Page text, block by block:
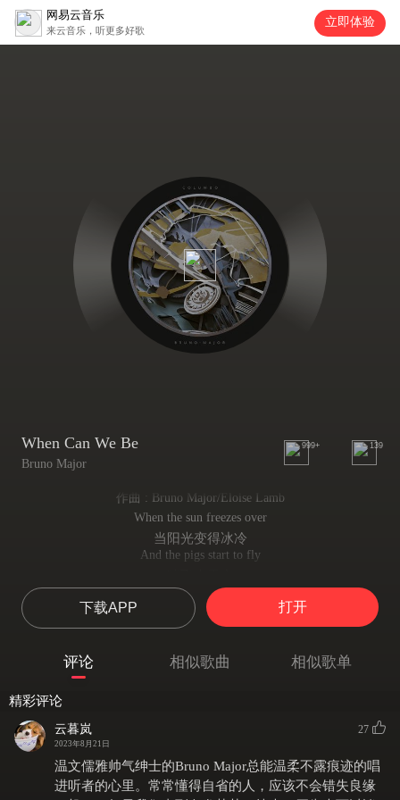
网易云音乐
来云音乐，听更多好歌
立即体验
When Can We Be
Bruno Major
999+ 139
作曲 : Bruno Major/Eloise Lamb
When the sun freezes over
当阳光变得冰冷
And the pigs start to fly
When the shows finally over
表演最终落幕
And there's a tear in my eye
When our faces are all wrinkled
如果不是此刻 我们会相守在哪一刻
When the trains are on time and
下载APP 打开
评论 相似歌曲 相似歌单
精彩评论
云暮岚
2023年8月21日
27
温文儒雅帅气绅士的Bruno Major总能温柔不露痕迹的唱
进听者的心里。常常懂得自省的人，应该不会错失良缘